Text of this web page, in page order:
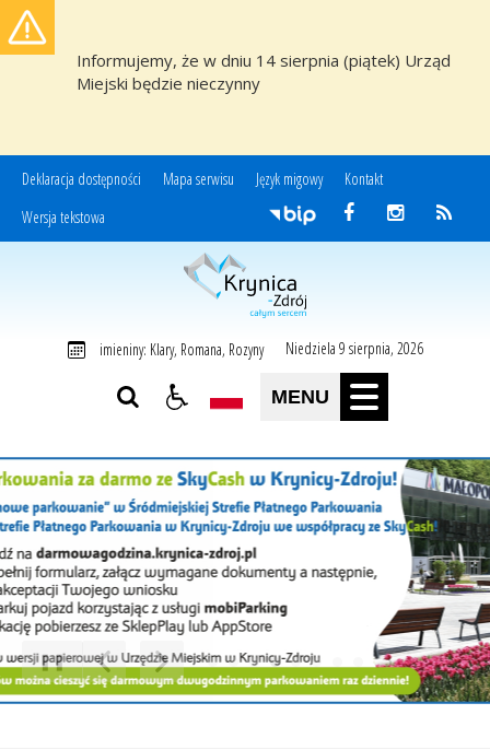
Informujemy, że w dniu 14 sierpnia (piątek) Urząd
Miejski będzie nieczynny
Deklaracja dostępności Mapa serwisu Język migowy
Kontakt
Wersja tekstowa
Miasto i Gmina Uzdrowiskowa Krynica-Zdrój
imieniny: Klary, Romana, Rozyny Niedziela 9 sierpnia, 2026
MENU
Poprzedni Element
Następny Element
❚❚